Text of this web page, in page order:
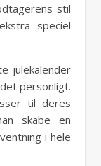
stil
speciel
julekalender
personligt.
til deres
skabe en
i hele